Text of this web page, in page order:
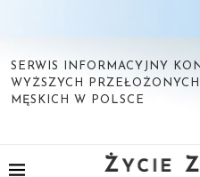
SERWIS INFORMACYJNY
WYŻSZYCH
MĘSKICH W POLSCE